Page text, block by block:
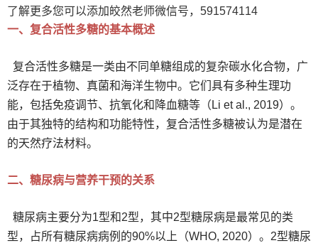
了解更多您可以添加皎然老师微信号，591574114
一、复合活性多糖的基本概述
复合活性多糖是一类由不同单糖组成的复杂碳水化合物，广
泛存在于植物、真菌和海洋生物中。它们具有多种生理功
能，包括免疫调节、抗氧化和降血糖等（Li et al., 2019）。
由于其独特的结构和功能特性，复合活性多糖被认为是潜在
的天然疗法材料。
二、糖尿病与营养干预的关系
糖尿病主要分为1型和2型，其中2型糖尿病是最常见的类
型，占所有糖尿病病例的90%以上（WHO, 2020）。2型糖尿